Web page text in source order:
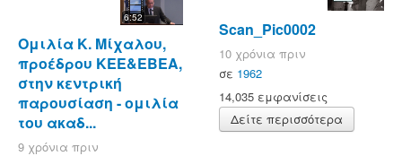
6:52
Ομιλία Κ. Μίχαλου,
προέδρου ΚΕΕ&ΕΒΕΑ,
στην κεντρική
παρουσίαση - ομιλία
του ακαδ...
9 χρόνια πριν
Scan_Pic0002
10 χρόνια πριν
σε 1962
14,035 εμφανίσεις
Δείτε περισσότερα